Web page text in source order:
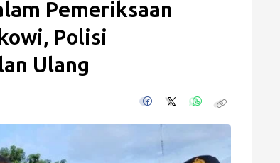
Pemeriksaan
Polisi
Ulang